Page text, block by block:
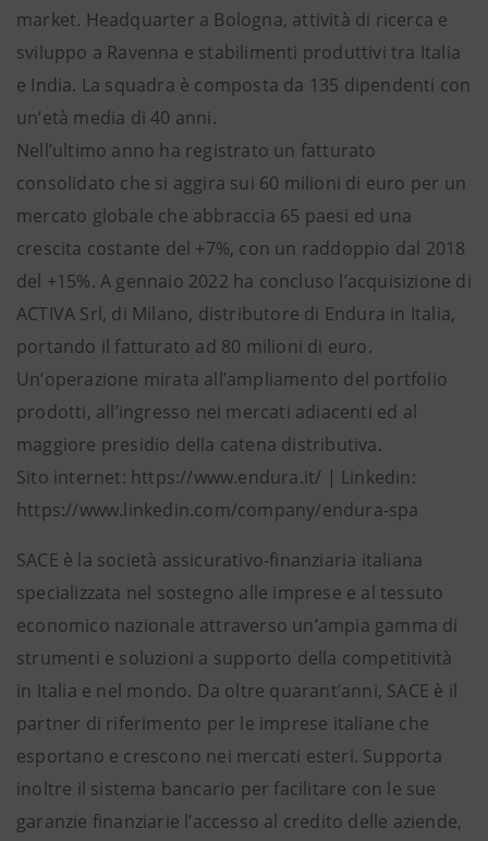
market. Headquarter a Bologna, attività di ricerca e
sviluppo a Ravenna e stabilimenti produttivi tra Italia
e India. La squadra è composta da 135 dipendenti con
un’età media di 40 anni.
Nell’ultimo anno ha registrato un fatturato
consolidato che si aggira sui 60 milioni di euro per un
mercato globale che abbraccia 65 paesi ed una
crescita costante del +7%, con un raddoppio dal 2018
del +15%. A gennaio 2022 ha concluso l’acquisizione di
ACTIVA Srl, di Milano, distributore di Endura in Italia,
portando il fatturato ad 80 milioni di euro.
Un’operazione mirata all’ampliamento del portfolio
prodotti, all’ingresso nei mercati adiacenti ed al
maggiore presidio della catena distributiva.
Sito internet: https://www.endura.it/ | Linkedin:
https://www.linkedin.com/company/endura-spa
SACE è la società assicurativo-finanziaria italiana
specializzata nel sostegno alle imprese e al tessuto
economico nazionale attraverso un’ampia gamma di
strumenti e soluzioni a supporto della competitività
in Italia e nel mondo. Da oltre quarant’anni, SACE è il
partner di riferimento per le imprese italiane che
esportano e crescono nei mercati esteri. Supporta
inoltre il sistema bancario per facilitare con le sue
garanzie finanziarie l’accesso al credito delle aziende,